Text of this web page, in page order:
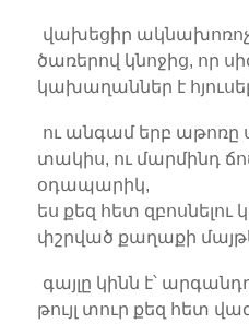
վախեցիր
ծառերով կնոջից, որ
կախաղաններ է
ու անգամ երբ աթոռը
տակիս, ու մարմինդ
օդապարիկ,
ես քեզ հետ
փշրված քաղաքի
գայլը կինն է՝
թույլ տուր քեզ հետ